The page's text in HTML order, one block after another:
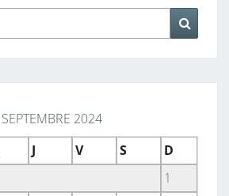
SEPTEMBRE 2024
J V S
D
1